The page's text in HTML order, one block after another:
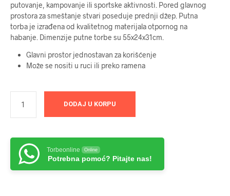
putovanje, kampovanje ili sportske aktivnosti. Pored glavnog
prostora za smeštanje stvari poseduje prednji džep. Putna
torba je izrađena od kvalitetnog materijala otpornog na
habanje. Dimenzije putne torbe su 55x24x31cm.
Glavni prostor jednostavan za korišćenje
Može se nositi u ruci ili preko ramena
DODAJ U KORPU
Torbeonline Online
Potrebna pomoć? Pitajte nas!